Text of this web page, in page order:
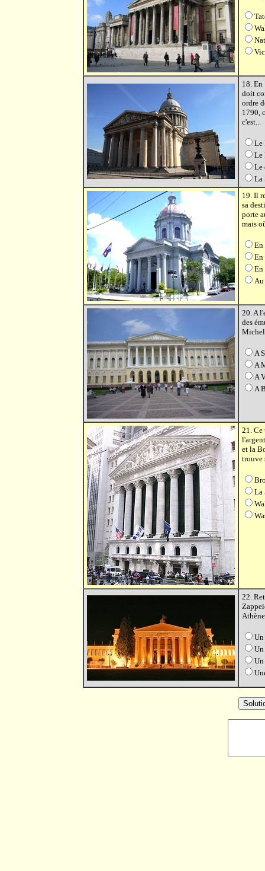
18. En
doit
ordre
1790,
c'est...
Le
Le
Le
La
19. Il
sa
porte
mais
En
En
En
Au
20. A
des
A
A
A
A
21. Ce
et la
trouve
La
22.
Un
Un
Un